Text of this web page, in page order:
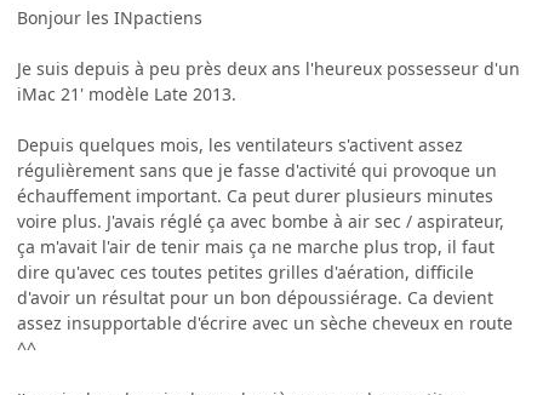
Bonjour les INpactiens
Je suis depuis à peu près deux ans l'heureux possesseur d'un
iMac 21' modèle Late 2013.
Depuis quelques mois, les ventilateurs s'activent assez
régulièrement sans que je fasse d'activité qui provoque un
échauffement important. Ca peut durer plusieurs minutes
voire plus. J'avais réglé ça avec bombe à air sec / aspirateur,
ça m'avait l'air de tenir mais ça ne marche plus trop, il faut
dire qu'avec ces toutes petites grilles d'aération, difficile
d'avoir un résultat pour un bon dépoussiérage. Ca devient
assez insupportable d'écrire avec un sèche cheveux en route
^^